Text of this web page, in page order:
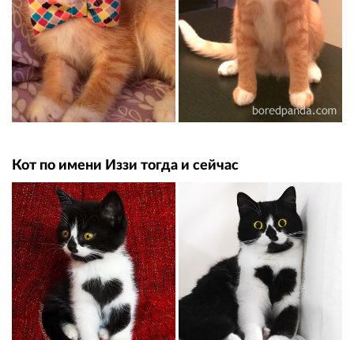
Кот по имени Иззи тогда и сейчас